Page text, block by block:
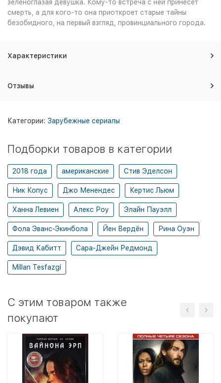
зеленоглазая девушка. Кому-то встреча с ней принесёт
смерть, а для кого-то она приоткроет старые тайны
безобидного, на первый взгляд, провинциального города.
Характеристики
Отзывы
Категории: Зарубежные сериалы
Подборки товаров в категории
2018 года американские Стив Эделсон
Ник Копус Джо Менендес Кертис Льюм
Ханна Левиен Алекс Роу Элайн Пауэлл
Фола Эванс-Экинбола Йен Вердён Рина Оуэн
Дэвид Кабитт Сара-Джейн Редмонд
Millan Tesfazgi
C этим товаром также
покупают